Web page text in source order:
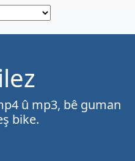
û mp3, bê guman
bike.